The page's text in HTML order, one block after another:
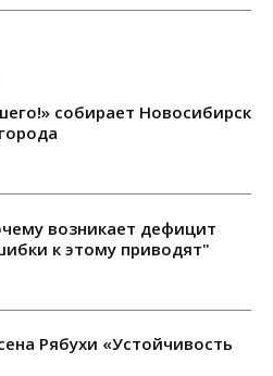
собирает Новосибирск
возникает дефицит
к этому приводят"
Рябухи «Устойчивость